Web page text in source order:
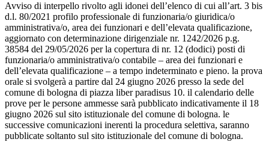
Avviso di interpello rivolto agli idonei dell’elenco di cui all’art. 3 bis
d.l. 80/2021 profilo professionale di funzionaria/o giuridica/o
amministrativa/o, area dei funzionari e dell’elevata qualificazione,
aggiornato con determinazione dirigenziale nr. 1242/2026 p.g.
38584 del 29/05/2026 per la copertura di nr. 12 (dodici) posti di
funzionaria/o amministrativa/o contabile – area dei funzionari e
dell’elevata qualificazione – a tempo indeterminato e pieno. la prova
orale si svolgerà a partire dal 24 giugno 2026 presso la sede del
comune di bologna di piazza liber paradisus 10. il calendario delle
prove per le persone ammesse sarà pubblicato indicativamente il 18
giugno 2026 sul sito istituzionale del comune di bologna. le
successive comunicazioni inerenti la procedura selettiva, saranno
pubblicate soltanto sul sito istituzionale del comune di bologna.